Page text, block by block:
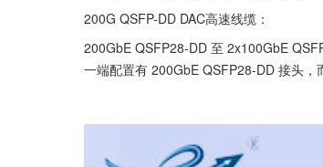
200G QSFP-DD DAC高速线缆：
200GbE QSFP28-DD 至 2x100GbE
一端配置有 200GbE QSFP28-DD 接头，